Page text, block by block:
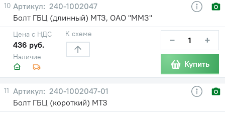
10
240-1002047
Болт ГБЦ (длинный) МТЗ, ОАО "ММЗ"
Наличие
Цена с НДС
436 руб.
К схеме − +
Купить
11
240-1002047-01
Болт ГБЦ (короткий) МТЗ